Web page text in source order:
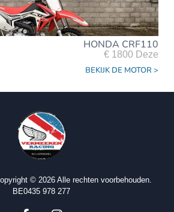
HONDA CRF110
€ 1800 Deze
BEKIJK DE MOTOR >
© 2026 Alle rechten voorbehouden.
BE0435 978 277